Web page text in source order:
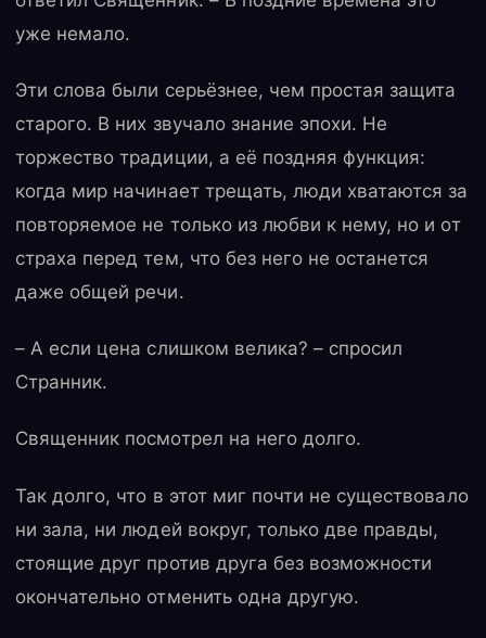
уже немало.
Эти слова были серьёзнее, чем простая защита
старого. В них звучало знание эпохи. Не
торжество традиции, а её поздняя функция:
когда мир начинает трещать, люди хватаются за
повторяемое не только из любви к нему, но и от
страха перед тем, что без него не останется
даже общей речи.
– А если цена слишком велика? – спросил
Странник.
Священник посмотрел на него долго.
Так долго, что в этот миг почти не существовало
ни зала, ни людей вокруг, только две правды,
стоящие друг против друга без возможности
окончательно отменить одна другую.